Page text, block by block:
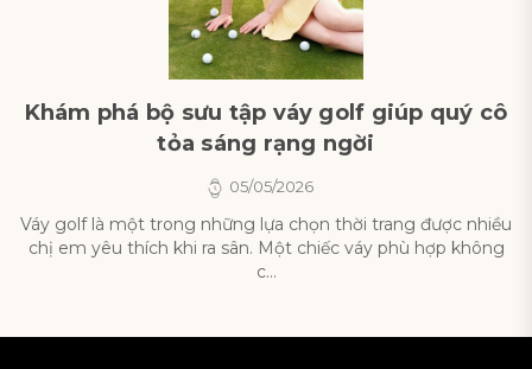
Khám phá bộ sưu tập váy golf giúp quý cô
tỏa sáng rạng ngời
05/05/2026
Váy golf là một trong những lựa chọn thời trang được nhiều
chị em yêu thích khi ra sân. Một chiếc váy phù hợp không
c...